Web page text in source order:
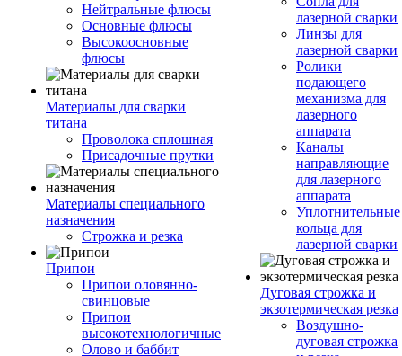
Нейтральные флюсы
Основные флюсы
Высокоосновные
флюсы
Материалы для сварки
титана
Проволока сплошная
Присадочные прутки
Материалы специального
назначения
Строжка и резка
Припои
Припои оловянно-
свинцовые
Припои
высокотехнологичные
Олово и баббит
лазерной сварки
Линзы для
лазерной сварки
Ролики
подающего
механизма для
лазерного
аппарата
Каналы
направляющие
для лазерного
аппарата
Уплотнительные
кольца для
лазерной сварки
Дуговая строжка и
экзотермическая резка
Воздушно-
дуговая строжка